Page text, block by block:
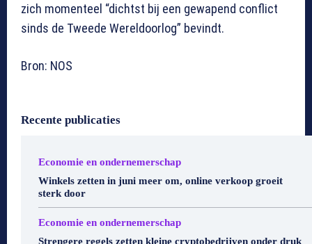
zich momenteel “dichtst bij een gewapend conflict
sinds de Tweede Wereldoorlog” bevindt.
Bron: NOS
Recente publicaties
Economie en ondernemerschap
Winkels zetten in juni meer om, online verkoop groeit
sterk door
Economie en ondernemerschap
Strengere regels zetten kleine cryptobedrijven onder druk